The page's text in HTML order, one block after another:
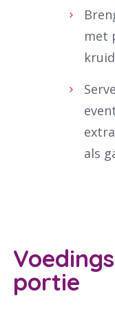
Waar ben jemet
als
portie